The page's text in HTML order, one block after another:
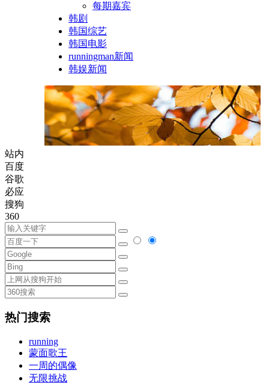
每期嘉宾
韩剧
韩国综艺
韩国电影
runningman新闻
韩娱新闻
站内
百度
谷歌
必应
搜狗
360
热门搜索
running
蒙面歌王
一周的偶像
无限挑战